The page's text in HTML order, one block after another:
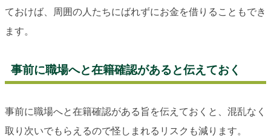
ておけば、周囲の人たちにばれずにお金を借りることもでき
ます。
事前に職場へと在籍確認があると伝えておく
事前に職場へと在籍確認がある旨を伝えておくと、混乱なく
取り次いでもらえるので怪しまれるリスクも減ります。